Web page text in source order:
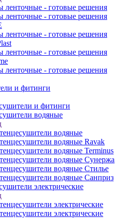
ленточные - готовые решения
ленточные - готовые решения
ленточные - готовые решения
ленточные - готовые решения
ленточные - готовые решения
и фитинги
и фитинги
водяные
водяные
водяные Ravak
водяные Terminus
водяные Сунержа
водяные Стилье
водяные Санприз
электрические
электрические
электрические